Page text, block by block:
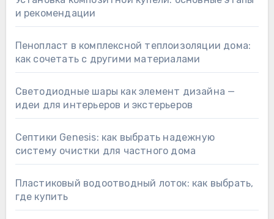
и рекомендации
Пенопласт в комплексной теплоизоляции дома:
как сочетать с другими материалами
Светодиодные шары как элемент дизайна —
идеи для интерьеров и экстерьеров
Септики Genesis: как выбрать надежную
систему очистки для частного дома
Пластиковый водоотводный лоток: как выбрать,
где купить